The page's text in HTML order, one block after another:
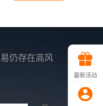
仍存在高风
最新活动